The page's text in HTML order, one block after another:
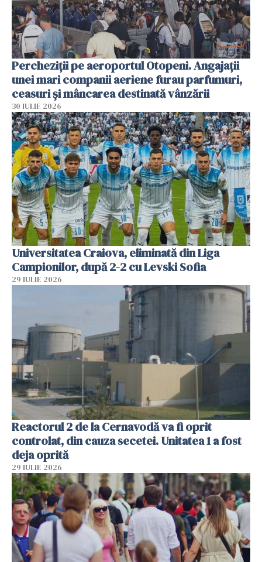
Percheziții pe aeroportul Otopeni. Angajații
unei mari companii aeriene furau parfumuri,
ceasuri și mâncarea destinată vânzării
30 IULIE 2026
Universitatea Craiova, eliminată din Liga
Campionilor, după 2-2 cu Levski Sofia
29 IULIE 2026
Reactorul 2 de la Cernavodă va fi oprit
controlat, din cauza secetei. Unitatea 1 a fost
deja oprită
29 IULIE 2026